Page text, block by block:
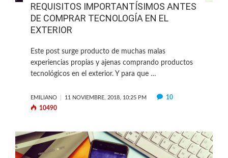
REQUISITOS IMPORTANTÍSIMOS ANTES
DE COMPRAR TECNOLOGÍA EN EL
EXTERIOR
Este post surge producto de muchas malas
experiencias propias y ajenas comprando productos
tecnológicos en el exterior. Y para que …
EMILIANO 11 NOVIEMBRE, 2018, 10:25 PM
10
10490